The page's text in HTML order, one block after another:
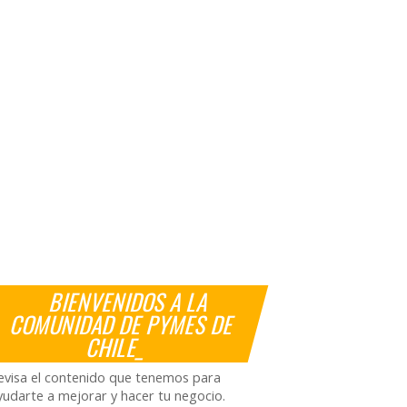
BIENVENIDOS A LA
COMUNIDAD DE PYMES DE
CHILE_
el contenido que tenemos para
a mejorar y hacer tu negocio.